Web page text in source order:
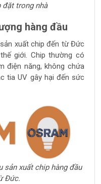
đặt trong nhà
hàng đầu
sản xuất chip đến từ Đức
giới. Chip thường có
điện năng, không chứa
tia UV gây hại đến sức
sản xuất chip hàng đầu
Đức.